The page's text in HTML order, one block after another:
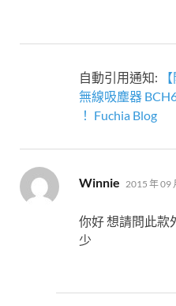
自動引用通知:
無線吸塵器
！ Fuchia Blog
Winnie 表
示:
2015 年 09
你好 想請問此款
少